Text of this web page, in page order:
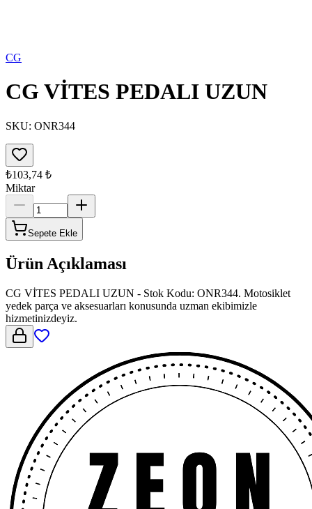
CG
CG VİTES PEDALI UZUN
SKU: ONR344
₺103,74 ₺
Miktar
Sepete Ekle
Ürün Açıklaması
CG VİTES PEDALI UZUN - Stok Kodu: ONR344. Motosiklet
yedek parça ve aksesuarları konusunda uzman ekibimizle
hizmetinizdeyiz.